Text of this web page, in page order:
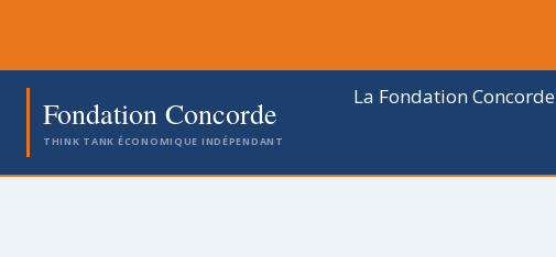
contenu
Fondation Concorde
THINK TANK ÉCONOMIQUE INDÉPENDANT
La Fondation Concorde